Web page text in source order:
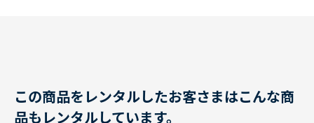
この商品をレンタルしたお客さまはこんな商
品もレンタルしています。